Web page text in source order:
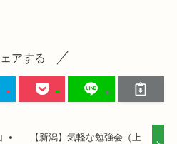
アする
【新潟】気軽な勉強会（上